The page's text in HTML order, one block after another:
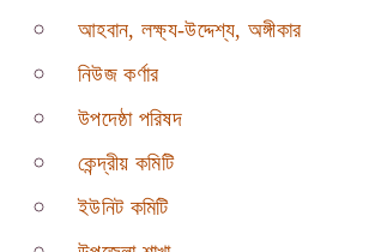
আহবান, লক্ষ্য-উদ্দেশ্য, অঙ্গীকার
নিউজ কর্ণার
উপদেষ্ঠা পরিষদ
কেন্দ্রীয় কমিটি
ইউনিট কমিটি